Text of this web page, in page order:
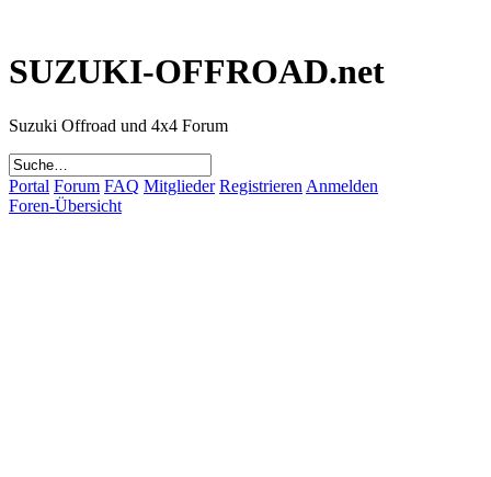
SUZUKI-OFFROAD.net
Suzuki Offroad und 4x4 Forum
Portal Forum FAQ Mitglieder Registrieren Anmelden
Foren-Übersicht